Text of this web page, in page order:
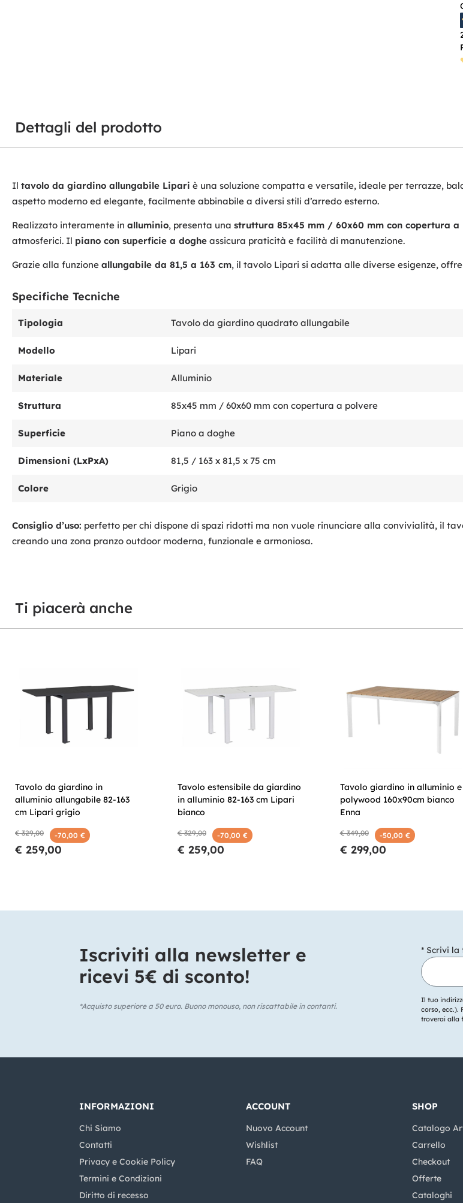
Dettagli del prodotto
Il tavolo da giardino allungabile Lipari è una soluzione compatta e versatile, ideale per terrazze,
aspetto moderno ed elegante, facilmente abbinabile a diversi stili d’arredo esterno.
Realizzato interamente in alluminio, presenta una struttura 85x45 mm / 60x60 mm con copertura a
atmosferici. Il piano con superficie a doghe assicura praticità e facilità di manutenzione.
Grazie alla funzione allungabile da 81,5 a 163 cm, il tavolo Lipari si adatta alle diverse esigenze,
Specifiche Tecniche
Tipologia Tavolo da giardino quadrato allungabile
Modello Lipari
Materiale Alluminio
Struttura 85x45 mm / 60x60 mm con copertura a polvere
Superficie Piano a doghe
Dimensioni (LxPxA) 81,5 / 163 x 81,5 x 75 cm
Colore Grigio
Consiglio d’uso: perfetto per chi dispone di spazi ridotti ma non vuole rinunciare alla convivialità, il
creando una zona pranzo outdoor moderna, funzionale e armoniosa.
Ti piacerà anche
Tavolo da giardino in
alluminio allungabile 82-163
cm Lipari grigio
€ 329,00 -70,00 €
€ 259,00
Tavolo estensibile da giardino
in alluminio 82-163 cm Lipari
bianco
€ 329,00 -70,00 €
€ 259,00
Tavolo giardino in alluminio e
polywood 160x90cm bianco
Enna
€ 349,00 -50,00 €
€ 299,00
Iscriviti alla newsletter e
ricevi 5€ di sconto!​
*Acquisto superiore a 50 euro. Buono monouso, non riscattabile in contanti.
* Scrivi la
Il tuo
corso, ecc.).
troverai alla
INFORMAZIONI
Chi Siamo
Contatti
Privacy e Cookie Policy
Termini e Condizioni
Diritto di recesso
ACCOUNT
Nuovo Account
Wishlist
FAQ
SHOP
Catalogo
Carrello
Checkout
Offerte
Cataloghi